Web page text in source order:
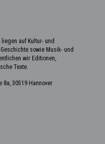
auf Kultur- und
sowie Musik- und
wir Editionen,
Texte.
8a, 30519 Hannover